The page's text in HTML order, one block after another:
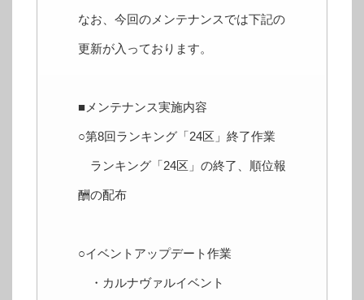
なお、今回のメンテナンスでは下記の
更新が入っております。
■メンテナンス実施内容
○第8回ランキング「24区」終了作業
ランキング「24区」の終了、順位報
酬の配布
○イベントアップデート作業
・カルナヴァルイベント